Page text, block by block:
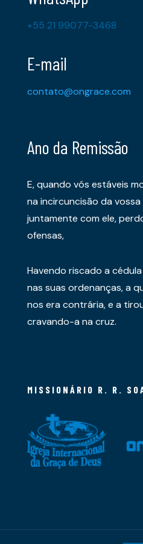
+55 21 99077-3468
E-mail
contato@ongrace.com
Ano da Remissão
E, quando vós estáveis
na incircuncisão da
juntamente com ele,
ofensas,
Havendo riscado a
nas suas ordenanças, a
nos era contrária, e a
cravando-a na cruz.
MISSIONÁRIO R. R.